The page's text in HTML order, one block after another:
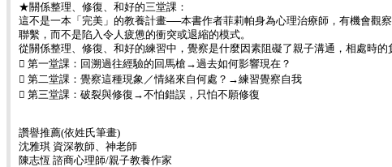
★關係整理、修復、和好的三堂課：
這不是一本「完美」的教養計畫──本書作者菲莉帕身為心理治療師，有機會觀
聯繫，而不是陷入令人疲憊的衝突或退縮的模式。
從關係整理、修復、和好的練習中，覺察是什麼因素阻礙了親子溝通，相處時
 第一堂課：回溯過往經驗的回馬槍→過去如何影響現在？
 第二堂課：覺察這種現象／情緒來自何處？→練習覺察自我
 第三堂課：破裂與修復→不怕錯誤，只怕不願修復
讚譽推薦(依姓氏筆畫)
沈雅琪 資深教師、神老師
陳志恆 諮商心理師/親子教養作家